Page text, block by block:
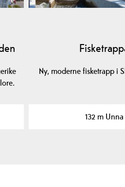
Ny, moderne fisketrapp i
132 m Unna